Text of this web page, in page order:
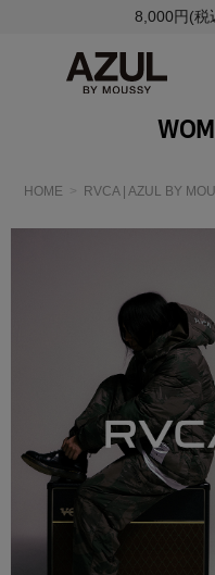
8,000円(税
HOME RVCA | AZUL BY